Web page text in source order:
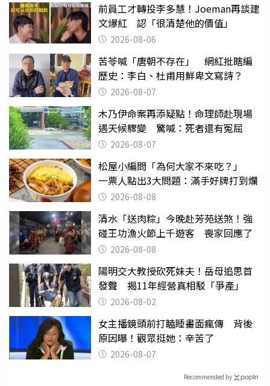
前員工才轉投李多慧！Joeman再談建
文爆紅 認「很清楚他的價值」
2026-08-06
苦苓喊「唐朝不存在」 網紅批瞎編
歷史：李白、杜甫用鮮卑文寫詩？
2026-08-07
木乃伊命案再添疑點！命理師赴現場
遇天候驟變 驚喊：死者還有冤屈
2026-08-07
松屋小編問「為何大家不來吃？」
一票人點出3大問題：滿手好牌打到爛
2026-08-08
清水「送肉粽」今晚赴芳苑送煞！強
碰王功漁火節上千遊客 喪家回應了
2026-08-08
陽明交大教授砍死妹夫！岳母追思首
發聲 揭11年經營真相駁「爭產」
2026-08-02
女主播鏡頭前打瞌睡畫面瘋傳 背後
原因曝！觀眾挺她：辛苦了
2026-08-07
Recommended by